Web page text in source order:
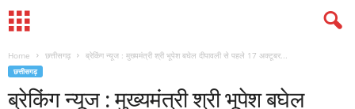
Home छत्तीसगढ़ ब्रेकिंग न्यूज : मुख्यमंत्री श्री भूपेश बघेल दीपावली से पहले 17 अक्टूबर...
छत्तीसगढ़
ब्रेकिंग न्यूज : मुख्यमंत्री श्री भूपेश बघेल